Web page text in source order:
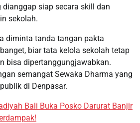
siap secara skill dan
sekolah.
diminta tanda tangan pakta
biar tata kelola sekolah tetap
bisa dipertanggungjawabkan.
semangat Sewaka Dharma yang
di Denpasar.
Bali Buka Posko Darurat Banjir